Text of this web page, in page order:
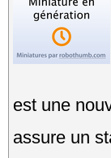
est une
assure un